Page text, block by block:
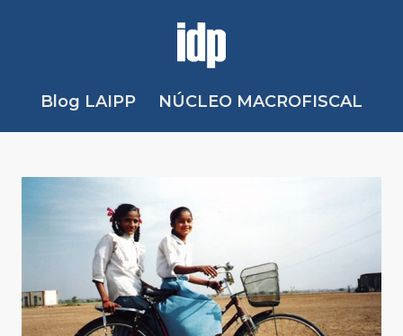
Blog LAIPP NÚCLEO MACROFISCAL